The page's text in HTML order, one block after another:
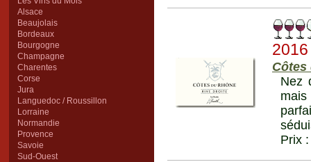
Alsace
Beaujolais
Bordeaux
Bourgogne
Champagne
Charentes
Corse
Jura
Languedoc / Roussillon
Lorraine
Normandie
Provence
Savoie
Sud-Ouest
2016
Côtes
Nez
Prix